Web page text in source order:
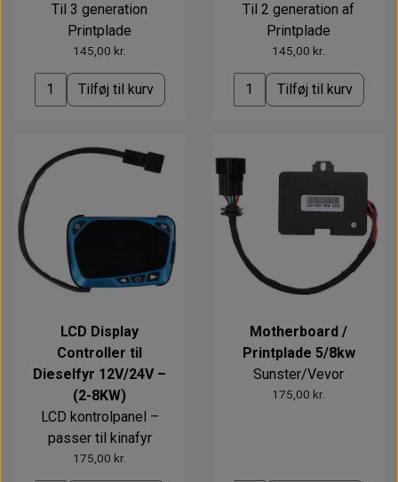
Til 3 generation
Printplade
145,00 kr.
Tilføj til kurv
Til 2 generation af
Printplade
145,00 kr.
Tilføj til kurv
LCD Display
Controller til
Dieselfyr 12V/24V –
(2-8KW)
LCD kontrolpanel –
passer til kinafyr
175,00 kr.
Motherboard /
Printplade 5/8kw
Sunster/Vevor
175,00 kr.